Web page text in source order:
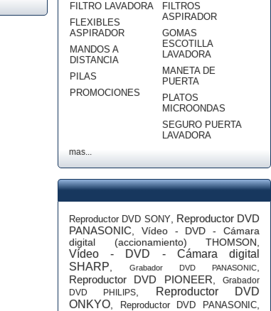
FILTRO LAVADORA
FLEXIBLES
ASPIRADOR
MANDOS A
DISTANCIA
PILAS
PROMOCIONES
FILTROS
ASPIRADOR
GOMAS
ESCOTILLA
LAVADORA
MANETA DE
PUERTA
PLATOS
MICROONDAS
SEGURO PUERTA
LAVADORA
mas...
Reproductor DVD SONY, Reproductor DVD
PANASONIC
Vídeo - DVD - Cámara
digital (accionamiento) THOMSON
Vídeo - DVD - Cámara digital
SHARP
Grabador DVD PANASONIC
Reproductor DVD PIONEER ,Grabador
DVD PHILIPS
Reproductor DVD
ONKYO
Reproductor DVD PANASONIC